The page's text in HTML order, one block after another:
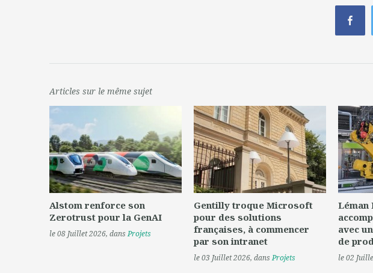
Articles sur le même sujet
Alstom renforce son
Zerotrust pour la GenAI
le 08 Juillet 2026, dansProjets
Gentilly troque Microsoft
pour des solutions
françaises, à commencer
par son intranet
le 03 Juillet 2026, dansProjets
avec
de
le 02